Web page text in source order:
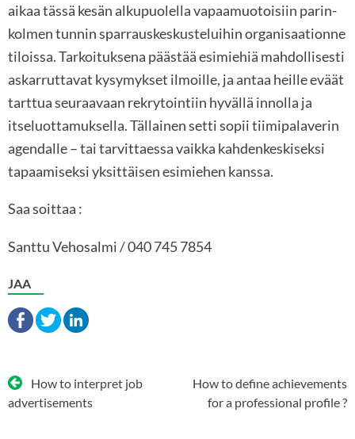
aikaa tässä kesän alkupuolella vapaamuotoisiin parin-
kolmen tunnin sparrauskeskusteluihin organisaationne
tiloissa. Tarkoituksena päästää esimiehiä mahdollisesti
askarruttavat kysymykset ilmoille, ja antaa heille eväät
tarttua seuraavaan rekrytointiin hyvällä innolla ja
itseluottamuksella. Tällainen setti sopii tiimipalaverin
agendalle – tai tarvittaessa vaikka kahdenkeskiseksi
tapaamiseksi yksittäisen esimiehen kanssa.
Saa soittaa :
Santtu Vehosalmi / 040 745 7854
JAA
Artikkelien
selaus
How to interpret job
advertisements
How to define achievements
for a professional profile ?